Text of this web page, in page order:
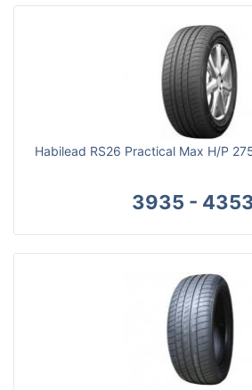
Habilead RS26 Practical Max H/P
3935 -